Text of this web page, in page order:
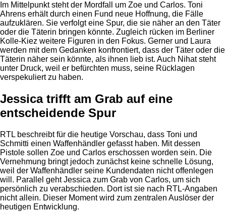
Im Mittelpunkt steht der Mordfall um Zoe und Carlos. Toni
Ahrens erhält durch einen Fund neue Hoffnung, die Fälle
aufzuklären. Sie verfolgt eine Spur, die sie näher an den Täter
oder die Täterin bringen könnte. Zugleich rücken im Berliner
Kolle-Kiez weitere Figuren in den Fokus. Gerner und Laura
werden mit dem Gedanken konfrontiert, dass der Täter oder die
Täterin näher sein könnte, als ihnen lieb ist. Auch Nihat steht
unter Druck, weil er befürchten muss, seine Rücklagen
verspekuliert zu haben.
Jessica trifft am Grab auf eine
entscheidende Spur
RTL beschreibt für die heutige Vorschau, dass Toni und
Schmitti einen Waffenhändler gefasst haben. Mit dessen
Pistole sollen Zoe und Carlos erschossen worden sein. Die
Vernehmung bringt jedoch zunächst keine schnelle Lösung,
weil der Waffenhändler seine Kundendaten nicht offenlegen
will. Parallel geht Jessica zum Grab von Carlos, um sich
persönlich zu verabschieden. Dort ist sie nach RTL-Angaben
nicht allein. Dieser Moment wird zum zentralen Auslöser der
heutigen Entwicklung.